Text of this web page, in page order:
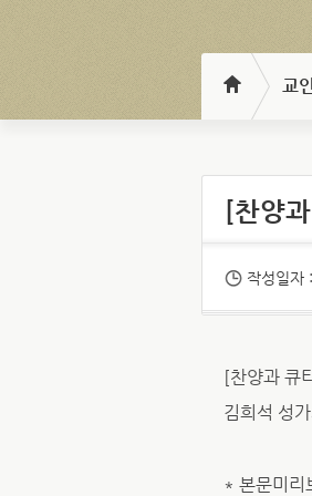
교
[찬양
작성일자
[찬양과 큐
김희석 성
* 본문미리